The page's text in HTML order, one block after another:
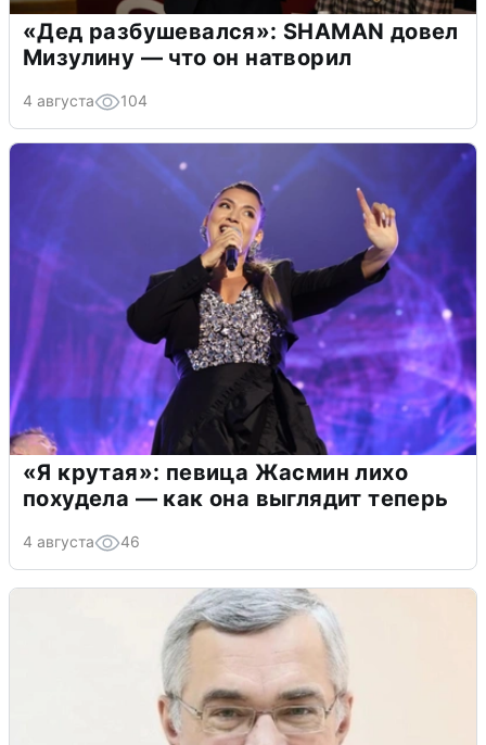
«Дед разбушевался»: SHAMAN довел
Мизулину — что он натворил
4 августа 104
«Я крутая»: певица Жасмин лихо
похудела — как она выглядит теперь
4 августа 46